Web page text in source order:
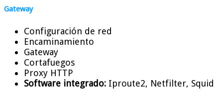
Gateway
Configuración de red
Encaminamiento
Gateway
Cortafuegos
Proxy HTTP
Software integrado: Iproute2, Netfilter, Squid